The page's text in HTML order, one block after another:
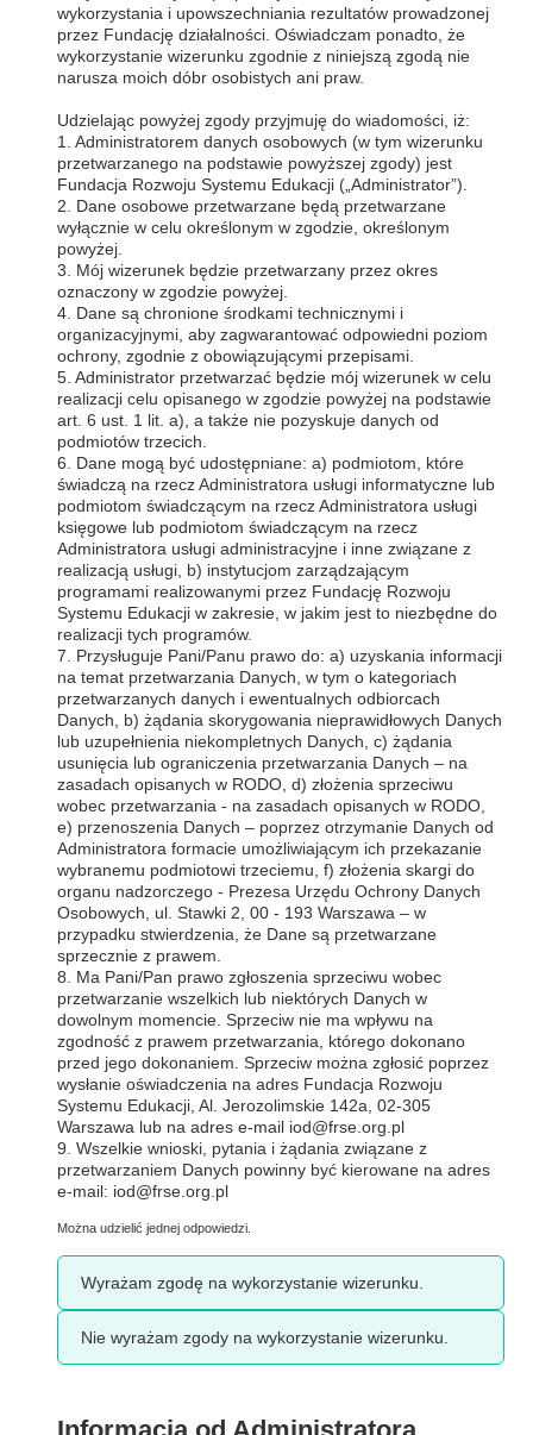
wykorzystania i upowszechniania rezultatów prowadzonej
przez Fundację działalności. Oświadczam ponadto, że
wykorzystanie wizerunku zgodnie z niniejszą zgodą nie
narusza moich dóbr osobistych ani praw.
Udzielając powyżej zgody przyjmuję do wiadomości, iż:
1. Administratorem danych osobowych (w tym wizerunku
przetwarzanego na podstawie powyższej zgody) jest
Fundacja Rozwoju Systemu Edukacji („Administrator”).
2. Dane osobowe przetwarzane będą przetwarzane
wyłącznie w celu określonym w zgodzie, określonym
powyżej.
3. Mój wizerunek będzie przetwarzany przez okres
oznaczony w zgodzie powyżej.
4. Dane są chronione środkami technicznymi i
organizacyjnymi, aby zagwarantować odpowiedni poziom
ochrony, zgodnie z obowiązującymi przepisami.
5. Administrator przetwarzać będzie mój wizerunek w celu
realizacji celu opisanego w zgodzie powyżej na podstawie
art. 6 ust. 1 lit. a), a także nie pozyskuje danych od
podmiotów trzecich.
6. Dane mogą być udostępniane: a) podmiotom, które
świadczą na rzecz Administratora usługi informatyczne lub
podmiotom świadczącym na rzecz Administratora usługi
księgowe lub podmiotom świadczącym na rzecz
Administratora usługi administracyjne i inne związane z
realizacją usługi, b) instytucjom zarządzającym
programami realizowanymi przez Fundację Rozwoju
Systemu Edukacji w zakresie, w jakim jest to niezbędne do
realizacji tych programów.
7. Przysługuje Pani/Panu prawo do: a) uzyskania informacji
na temat przetwarzania Danych, w tym o kategoriach
przetwarzanych danych i ewentualnych odbiorcach
Danych, b) żądania skorygowania nieprawidłowych Danych
lub uzupełnienia niekompletnych Danych, c) żądania
usunięcia lub ograniczenia przetwarzania Danych – na
zasadach opisanych w RODO, d) złożenia sprzeciwu
wobec przetwarzania - na zasadach opisanych w RODO,
e) przenoszenia Danych – poprzez otrzymanie Danych od
Administratora formacie umożliwiającym ich przekazanie
wybranemu podmiotowi trzeciemu, f) złożenia skargi do
organu nadzorczego - Prezesa Urzędu Ochrony Danych
Osobowych, ul. Stawki 2, 00 - 193 Warszawa – w
przypadku stwierdzenia, że Dane są przetwarzane
sprzecznie z prawem.
8. Ma Pani/Pan prawo zgłoszenia sprzeciwu wobec
przetwarzanie wszelkich lub niektórych Danych w
dowolnym momencie. Sprzeciw nie ma wpływu na
zgodność z prawem przetwarzania, którego dokonano
przed jego dokonaniem. Sprzeciw można zgłosić poprzez
wysłanie oświadczenia na adres Fundacja Rozwoju
Systemu Edukacji, Al. Jerozolimskie 142a, 02-305
Warszawa lub na adres e-mail iod@frse.org.pl
9. Wszelkie wnioski, pytania i żądania związane z
przetwarzaniem Danych powinny być kierowane na adres
e-mail: iod@frse.org.pl
Można udzielić jednej odpowiedzi.
Wyrażam zgodę na wykorzystanie wizerunku.
Nie wyrażam zgody na wykorzystanie wizerunku.